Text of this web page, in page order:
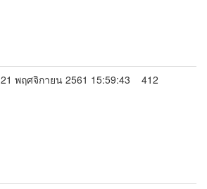
21 พฤศจิกายน 2561 15:59:43 412